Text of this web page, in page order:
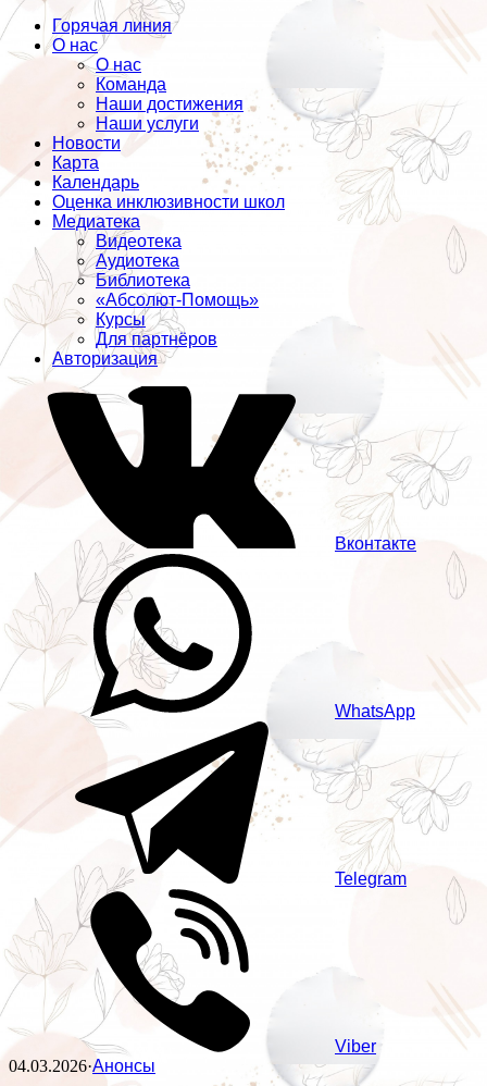
Горячая линия
О нас
О нас
Команда
Наши достижения
Наши услуги
Новости
Карта
Календарь
Оценка инклюзивности школ
Медиатека
Видеотека
Аудиотека
Библиотека
«Абсолют-Помощь»
Курсы
Для партнёров
Авторизация
Вконтакте
WhatsApp
Telegram
Viber
04.03.2026·Анонсы